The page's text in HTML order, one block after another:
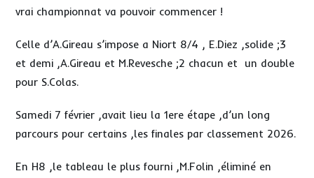
vrai championnat va pouvoir commencer !
Celle d’A.Gireau s’impose a Niort 8/4 , E.Diez ,solide ;3
et demi ,A.Gireau et M.Revesche ;2 chacun et un double
pour S.Colas.
Samedi 7 février ,avait lieu la 1ere étape ,d’un long
parcours pour certains ,les finales par classement 2026.
En H8 ,le tableau le plus fourni ,M.Folin ,éliminé en